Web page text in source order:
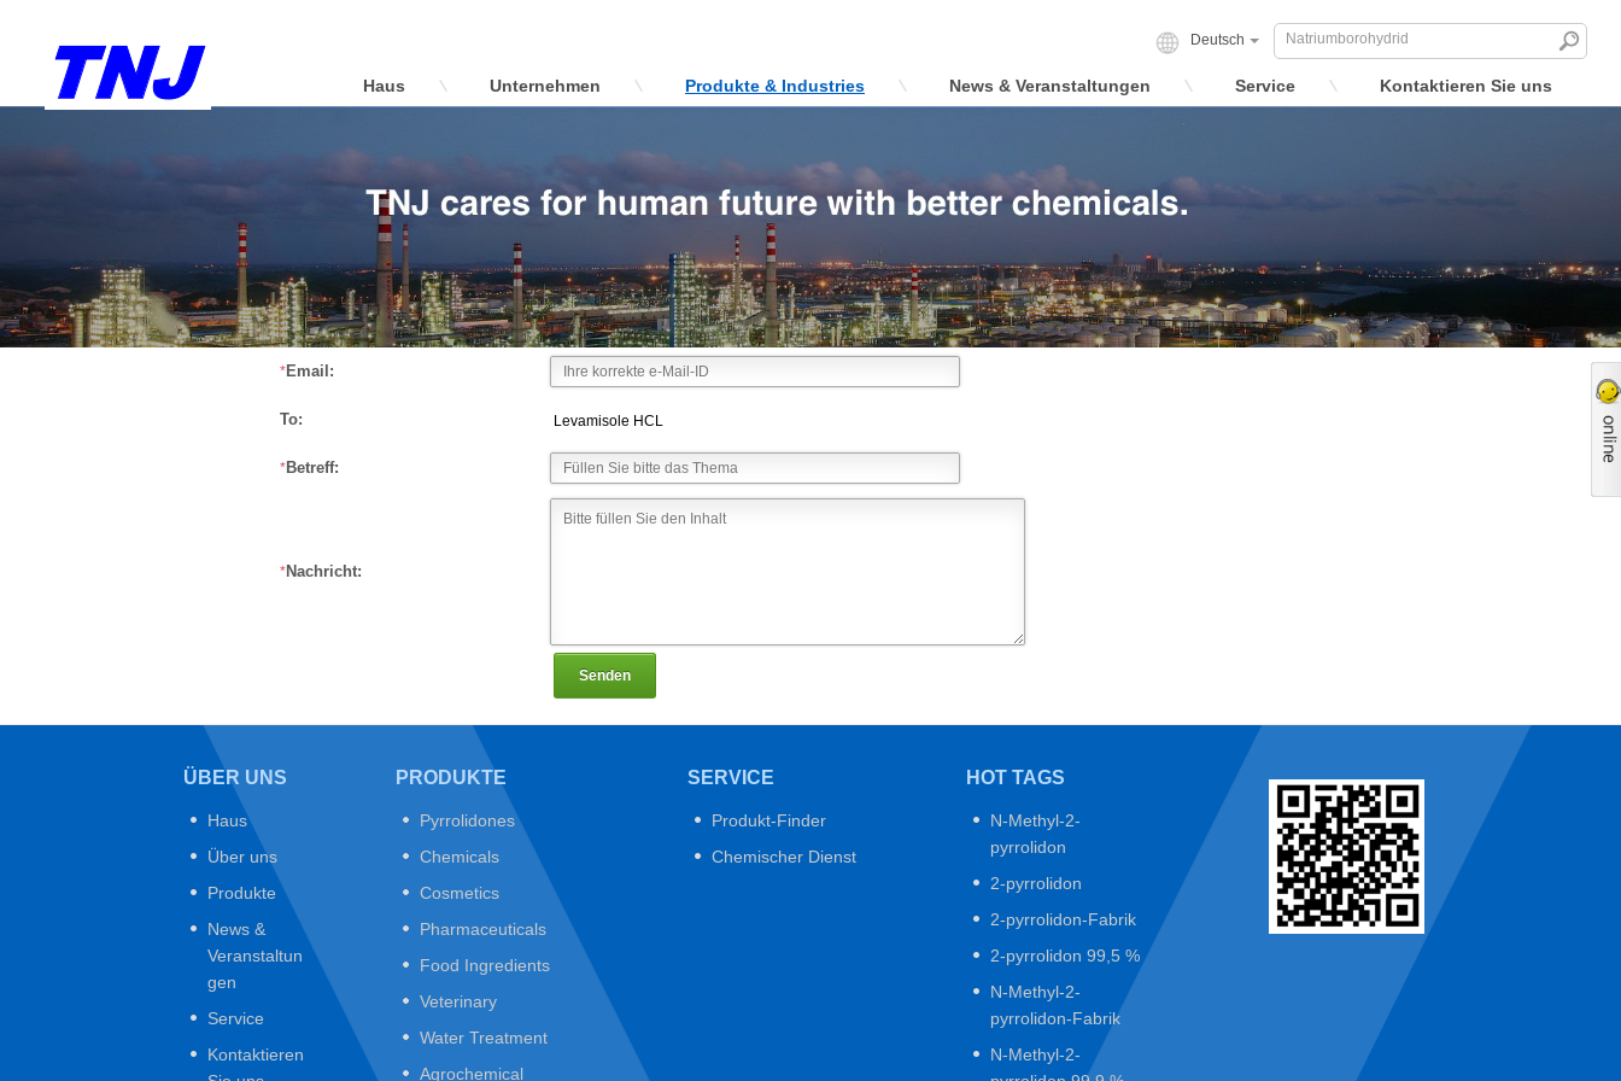
Deutsch
Haus Unternehmen Produkte & Industries News & Veranstaltungen Service Kontaktieren Sie uns
*Email:
To: Levamisole HCL
*Betreff:
*Nachricht:
Senden
ÜBER UNS
Haus
Über uns
Produkte
News &
Veranstaltun
gen
Service
Kontaktieren
PRODUKTE
Pyrrolidones
Chemicals
Cosmetics
Pharmaceuticals
Food Ingredients
Veterinary
Water Treatment
Agrochemical
SERVICE
Produkt-Finder
Chemischer Dienst
HOT TAGS
N-Methyl-2-
pyrrolidon
2-pyrrolidon
2-pyrrolidon-Fabrik
2-pyrrolidon 99,5 %
N-Methyl-2-
pyrrolidon-Fabrik
N-Methyl-2-